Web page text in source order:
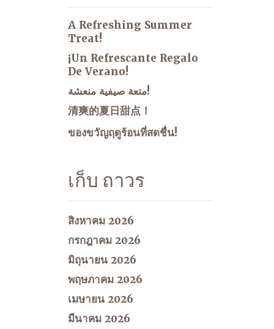
A Refreshing Summer
Treat!
¡Un Refrescante Regalo
De Verano!
متعة صيفية منعشة!
清爽的夏日甜点！
ของขวัญฤดูร้อนที่สดชื่น!
เก็บ ถาวร
สิงหาคม 2026
กรกฎาคม 2026
มิถุนายน 2026
พฤษภาคม 2026
เมษายน 2026
มีนาคม 2026